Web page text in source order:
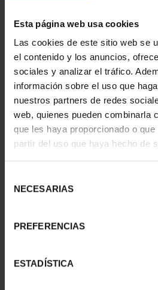
Esta página web usa cookies
Las cookies de este sitio web se
el contenido y los anuncios,
sociales y analizar el tráfico.
información sobre el uso que
nuestros partners de redes
web, quienes pueden combinarla
que les haya proporcionado o
partir del uso que haya hecho de
NECESARIAS
PREFERENCIAS
ESTADÍSTICA
AÑO GAUDÍ -
COLECCIÓN MONEDAS
PLATA
420,00 €
AÑO GAUDÍ - SAGRADA